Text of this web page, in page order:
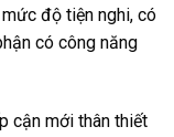
độ tiện nghi, có
có công năng
cận mới thân thiết